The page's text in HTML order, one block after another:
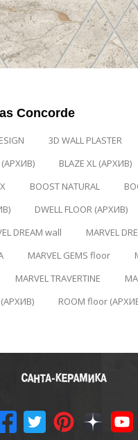
Concorde
3D WALL PLASTER
(АРХИВ) BLAZE XL (АРХИВ)
BOOST NATURAL
DWELL FLOOR (АРХИВ)
DREAM wall MARVEL
MARVEL GEMS floor
MARVEL TRAVERTINE
(АРХИВ) ROOM floor